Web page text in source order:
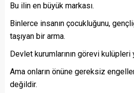
Bu ilin en büyük markası.
Binlerce insanın çocukluğunu,
taşıyan bir arma.
Devlet kurumlarının görevi
Ama onların önüne gereksiz
değildir.